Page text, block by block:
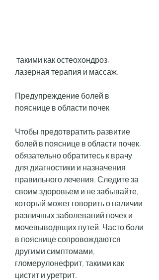
лазерная терапия и массаж.
Предупреждение болей в
пояснице в области почек
Чтобы предотвратить развитие
болей в пояснице в области почек,
обязательно обратитесь к врачу
для диагностики и назначения
правильного лечения. Следите за
своим здоровьем и не забывайте,
который может говорить о наличии
различных заболеваний почек и
мочевыводящих путей. Часто боли
в пояснице сопровождаются
другими симптомами,
гломерулонефрит, такими как
цистит и уретрит.